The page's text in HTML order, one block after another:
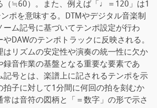
（≒60）。また、例えば「♩＝120」は1
ポを意味する。DTMやデジタル音楽制
ーム記号に基づいてテンポ設定が行わ
DAWのテンポトラックに反映される。
はリズムの安定性や演奏の統一性に欠か
録音作業の基盤となる重要な要素であ
記号とは、楽譜上に記されるテンポを示
拍子に対して1分間に何回の拍を刻むか
常は音符の図柄と「＝数字」の形で示さ